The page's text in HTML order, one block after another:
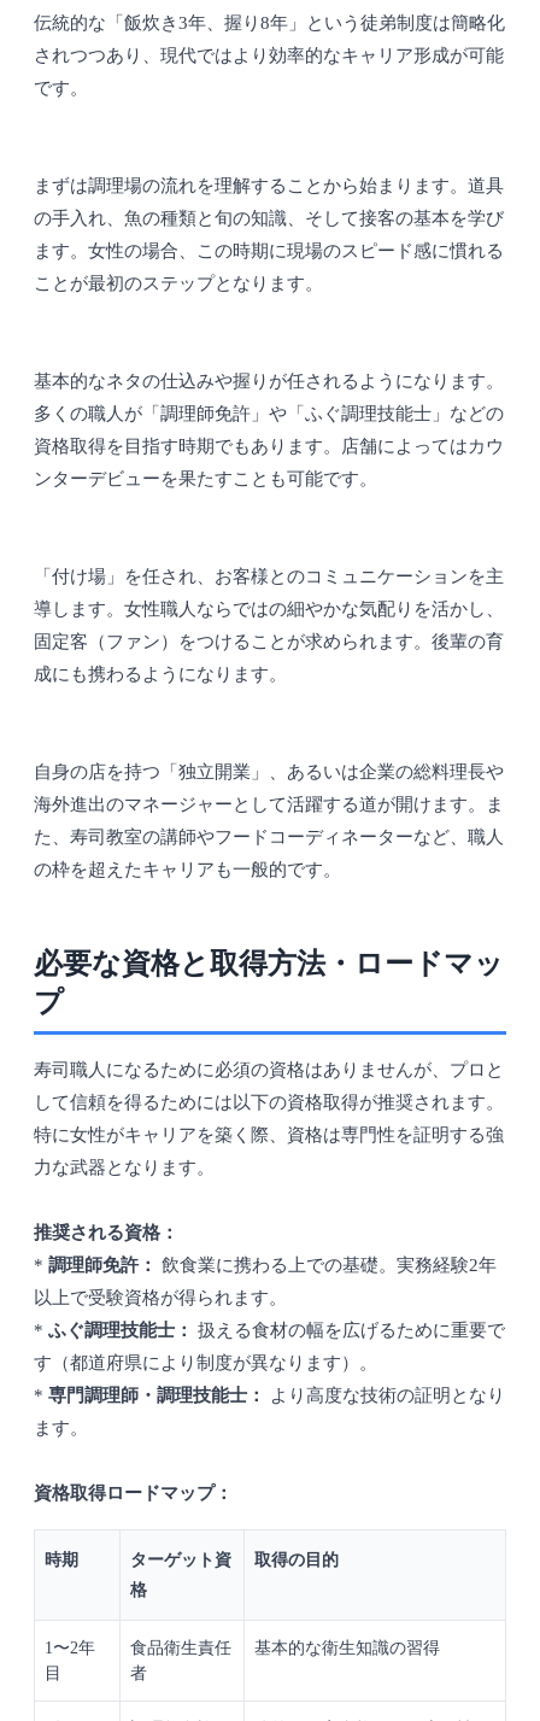
伝統的な「飯炊き3年、握り8年」という徒弟制度は簡略化
されつつあり、現代ではより効率的なキャリア形成が可能
です。
まずは調理場の流れを理解することから始まります。道具
の手入れ、魚の種類と旬の知識、そして接客の基本を学び
ます。女性の場合、この時期に現場のスピード感に慣れる
ことが最初のステップとなります。
基本的なネタの仕込みや握りが任されるようになります。
多くの職人が「調理師免許」や「ふぐ調理技能士」などの
資格取得を目指す時期でもあります。店舗によってはカウ
ンターデビューを果たすことも可能です。
「付け場」を任され、お客様とのコミュニケーションを主
導します。女性職人ならではの細やかな気配りを活かし、
固定客（ファン）をつけることが求められます。後輩の育
成にも携わるようになります。
自身の店を持つ「独立開業」、あるいは企業の総料理長や
海外進出のマネージャーとして活躍する道が開けます。ま
た、寿司教室の講師やフードコーディネーターなど、職人
の枠を超えたキャリアも一般的です。
必要な資格と取得方法・ロードマッ
プ
寿司職人になるために必須の資格はありませんが、プロと
して信頼を得るためには以下の資格取得が推奨されます。
特に女性がキャリアを築く際、資格は専門性を証明する強
力な武器となります。
推奨される資格：
* 調理師免許：
飲食業に携わる上での基礎。実務経験2年
以上で受験資格が得られます。
* ふぐ調理技能士：
扱える食材の幅を広げるために重要で
す（都道府県により制度が異なります）。
* 専門調理師・調理技能士：
より高度な技術の証明となり
ます。
資格取得ロードマップ：
時期
ターゲット資
格
取得の目的
1〜2年
目
食品衛生責任
者
基本的な衛生知識の習得